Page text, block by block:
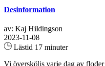
Desinformation
av: Kaj Hildingson
2023-11-08
Lästid 17 minuter
Vi översköljs varje dag av